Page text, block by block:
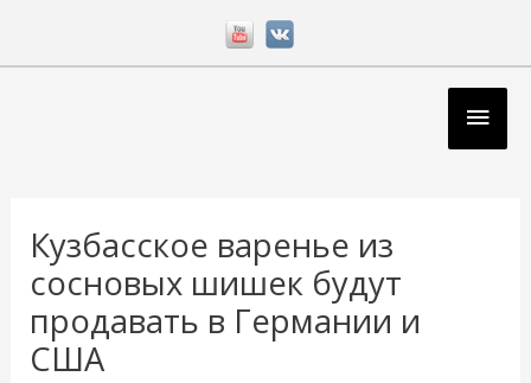
Кузбасское варенье из
сосновых шишек будут
продавать в Германии и
США
записям